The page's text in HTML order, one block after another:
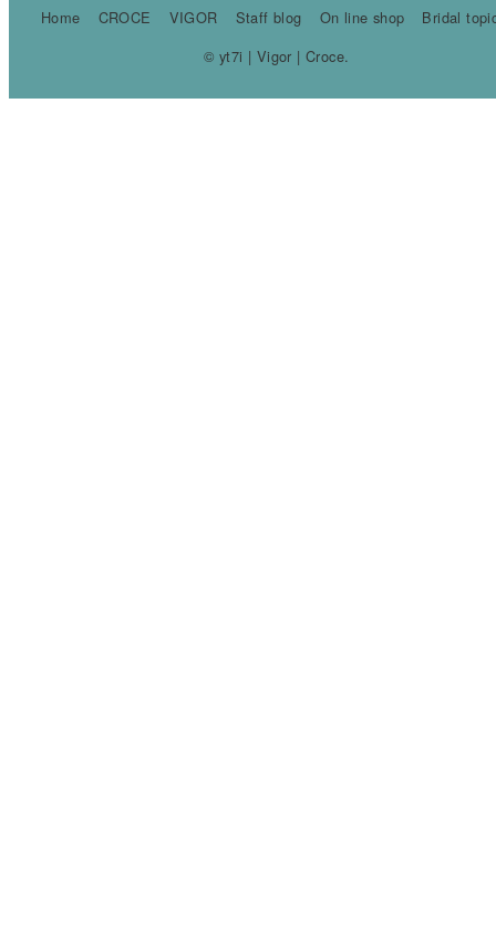
Home CROCE VIGOR Staff blog On line shop
Bridal
© yt7i | Vigor | Croce.